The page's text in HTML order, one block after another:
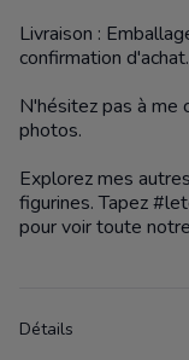
Livraison :
confirmation d'achat.
N'hésitez pas à me
photos.
Explorez mes
figurines. Tapez
pour voir toute
Détails